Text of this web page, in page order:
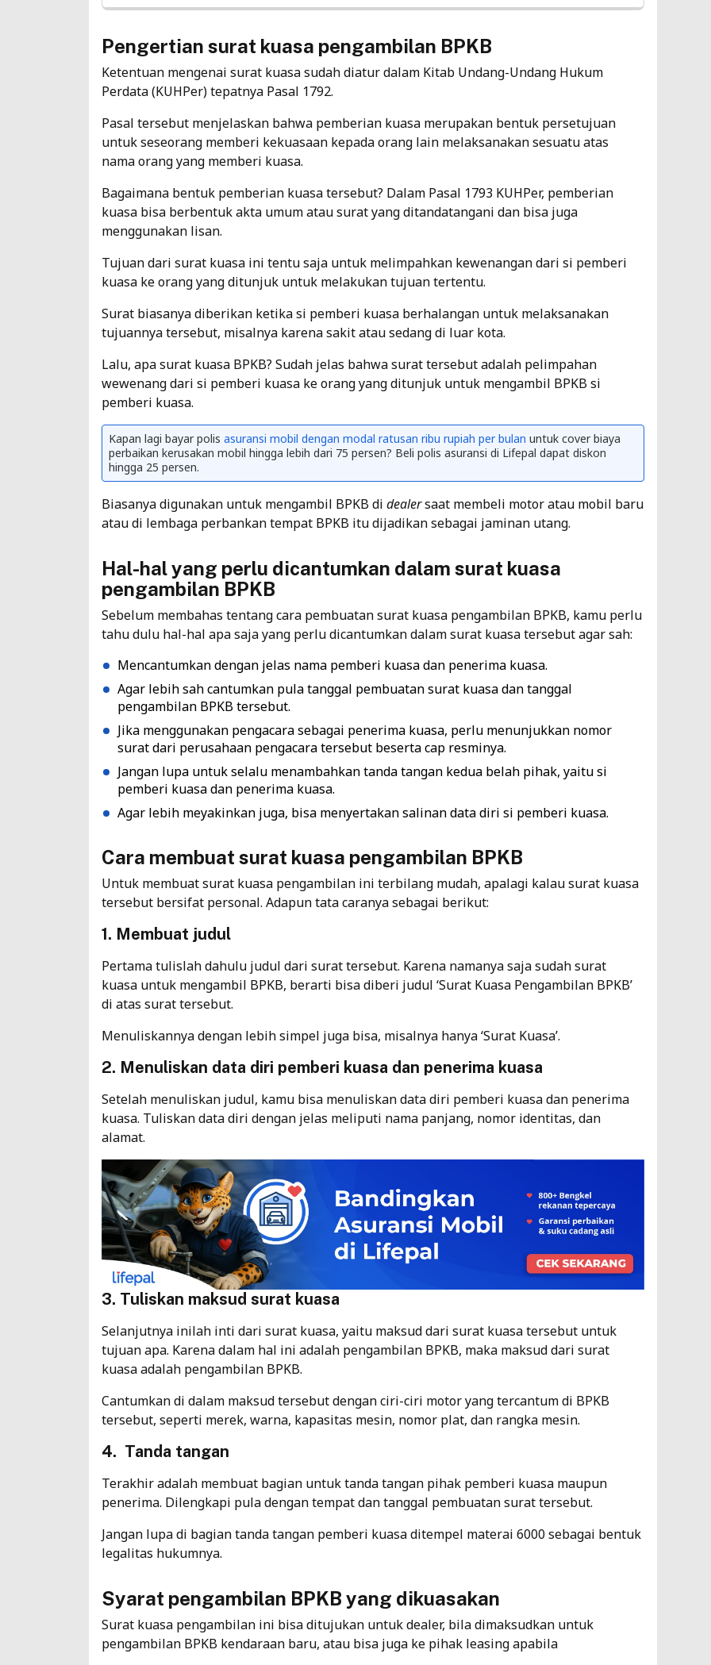
Pengertian surat kuasa pengambilan BPKB
Ketentuan mengenai surat kuasa sudah diatur dalam Kitab Undang-Undang Hukum
Perdata (KUHPer) tepatnya Pasal 1792.
Pasal tersebut menjelaskan bahwa pemberian kuasa merupakan bentuk persetujuan
untuk seseorang memberi kekuasaan kepada orang lain melaksanakan sesuatu atas
nama orang yang memberi kuasa.
Bagaimana bentuk pemberian kuasa tersebut? Dalam Pasal 1793 KUHPer, pemberian
kuasa bisa berbentuk akta umum atau surat yang ditandatangani dan bisa juga
menggunakan lisan.
Tujuan dari surat kuasa ini tentu saja untuk melimpahkan kewenangan dari si pemberi
kuasa ke orang yang ditunjuk untuk melakukan tujuan tertentu.
Surat biasanya diberikan ketika si pemberi kuasa berhalangan untuk melaksanakan
tujuannya tersebut, misalnya karena sakit atau sedang di luar kota.
Lalu, apa surat kuasa BPKB? Sudah jelas bahwa surat tersebut adalah pelimpahan
wewenang dari si pemberi kuasa ke orang yang ditunjuk untuk mengambil BPKB si
pemberi kuasa.
Kapan lagi bayar polis asuransi mobil dengan modal ratusan ribu rupiah per bulan untuk cover biaya
perbaikan kerusakan mobil hingga lebih dari 75 persen? Beli polis asuransi di Lifepal dapat diskon
hingga 25 persen.
Biasanya digunakan untuk mengambil BPKB di dealersaat membeli motor atau mobil baru
atau di lembaga perbankan tempat BPKB itu dijadikan sebagai jaminan utang.
Hal-hal yang perlu dicantumkan dalam surat kuasa
pengambilan BPKB
Sebelum membahas tentang cara pembuatan surat kuasa pengambilan BPKB, kamu perlu
tahu dulu hal-hal apa saja yang perlu dicantumkan dalam surat kuasa tersebut agar sah:
Mencantumkan dengan jelas nama pemberi kuasa dan penerima kuasa.
Agar lebih sah cantumkan pula tanggal pembuatan surat kuasa dan tanggal
pengambilan BPKB tersebut.
Jika menggunakan pengacara sebagai penerima kuasa, perlu menunjukkan nomor
surat dari perusahaan pengacara tersebut beserta cap resminya.
Jangan lupa untuk selalu menambahkan tanda tangan kedua belah pihak, yaitu si
pemberi kuasa dan penerima kuasa.
Agar lebih meyakinkan juga, bisa menyertakan salinan data diri si pemberi kuasa.
Cara membuat surat kuasa pengambilan BPKB
Untuk membuat surat kuasa pengambilan ini terbilang mudah, apalagi kalau surat kuasa
tersebut bersifat personal. Adapun tata caranya sebagai berikut:
1. Membuat judul
Pertama tulislah dahulu judul dari surat tersebut. Karena namanya saja sudah surat
kuasa untuk mengambil BPKB, berarti bisa diberi judul ‘Surat Kuasa Pengambilan BPKB’
di atas surat tersebut.
Menuliskannya dengan lebih simpel juga bisa, misalnya hanya ‘Surat Kuasa’.
2. Menuliskan data diri pemberi kuasa dan penerima kuasa
Setelah menuliskan judul, kamu bisa menuliskan data diri pemberi kuasa dan penerima
kuasa. Tuliskan data diri dengan jelas meliputi nama panjang, nomor identitas, dan
alamat.
3. Tuliskan maksud surat kuasa
Selanjutnya inilah inti dari surat kuasa, yaitu maksud dari surat kuasa tersebut untuk
tujuan apa. Karena dalam hal ini adalah pengambilan BPKB, maka maksud dari surat
kuasa adalah pengambilan BPKB.
Cantumkan di dalam maksud tersebut dengan ciri-ciri motor yang tercantum di BPKB
tersebut, seperti merek, warna, kapasitas mesin, nomor plat, dan rangka mesin.
4. Tanda tangan
Terakhir adalah membuat bagian untuk tanda tangan pihak pemberi kuasa maupun
penerima. Dilengkapi pula dengan tempat dan tanggal pembuatan surat tersebut.
Jangan lupa di bagian tanda tangan pemberi kuasa ditempel materai 6000 sebagai bentuk
legalitas hukumnya.
Syarat pengambilan BPKB yang dikuasakan
Surat kuasa pengambilan ini bisa ditujukan untuk dealer, bila dimaksudkan untuk
pengambilan BPKB kendaraan baru, atau bisa juga ke pihak leasing apabila